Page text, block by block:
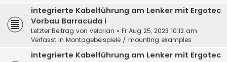
integrierte Kabelführung am Lenker mit Ergotec
Vorbau Barracuda i
Letzter Beitrag von velorian « Fr Aug 25, 2023 10:12 am
Verfasst in Montagebeispiele / mounting examples
integrierte Kabelführung am Lenker mit Ergotec